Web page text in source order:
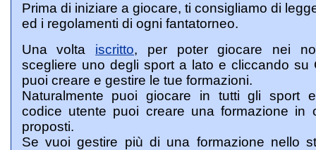
Prima di iniziare a giocare, ti consigliamo di
ed i regolamenti di ogni fantatorneo.
Una volta iscritto, per poter giocare nei
scegliere uno degli sport a lato e cliccando su
puoi creare e gestire le tue formazioni.
Naturalmente puoi giocare in tutti gli sport
codice utente puoi creare una formazione in
proposti.
Se vuoi gestire più di una formazione nello